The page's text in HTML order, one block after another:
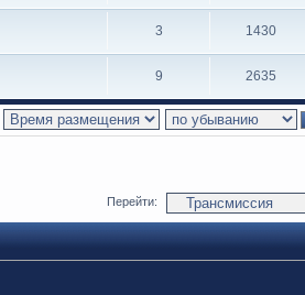
3 1430
9 2635
Перейти: